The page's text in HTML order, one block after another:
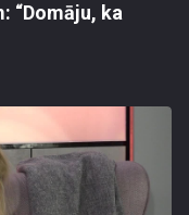
“Domāju, ka